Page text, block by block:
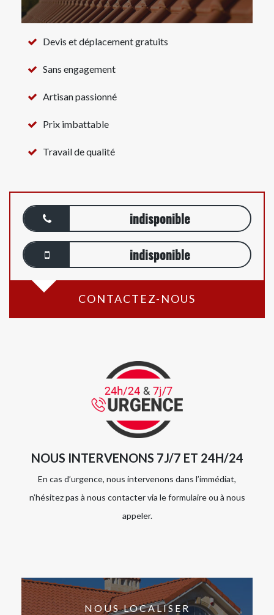
Devis et déplacement gratuits
Sans engagement
Artisan passionné
Prix imbattable
Travail de qualité
indisponible
indisponible
CONTACTEZ-NOUS
NOUS INTERVENONS 7J/7 ET 24H/24
En cas d’urgence, nous intervenons dans l’immédiat,
n’hésitez pas à nous contacter via le formulaire ou à nous
appeler.
NOUS LOCALISER